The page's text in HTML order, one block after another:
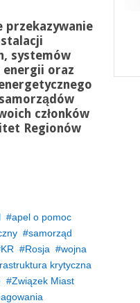
przekazywanie
systemów
energii oraz
członków
Regionów
apel o pomoc
samorząd
KR Rosja
wojna
krytyczna
Związek Miast